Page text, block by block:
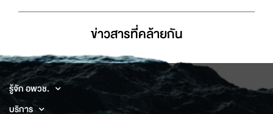
ข่าวสารที่่คล้ายกัน
รู้จัก อพวช.
บริการ